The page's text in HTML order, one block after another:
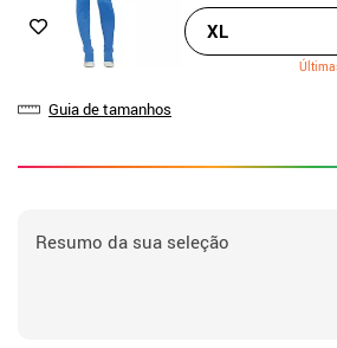
Guia de tamanhos
XL
Resumo da sua seleção